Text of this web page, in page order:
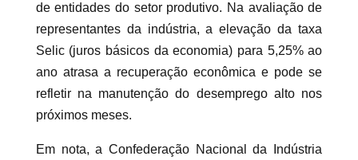
de entidades do setor produtivo. Na avaliação de
representantes da indústria, a elevação da taxa
Selic (juros básicos da economia) para 5,25% ao
ano atrasa a recuperação econômica e pode se
refletir na manutenção do desemprego alto nos
próximos meses.
Em nota, a Confederação Nacional da Indústria